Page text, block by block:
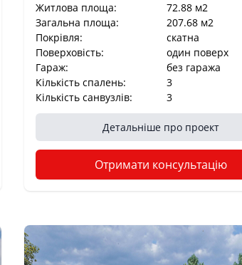
Житлова площа:
72.88 м2
Загальна площа:
207.68 м2
Покрівля:
cкатна
Поверховість:
один поверх
Гараж:
без гаража
Кількість спалень:
3
Кількість санвузлів:
3
Детальніше про проект
Отримати консультацію
Краща ціна